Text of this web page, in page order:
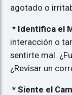
agotado o
* Identifica el
interacción o
sentirte mal.
¿Revisar un
* Siente el